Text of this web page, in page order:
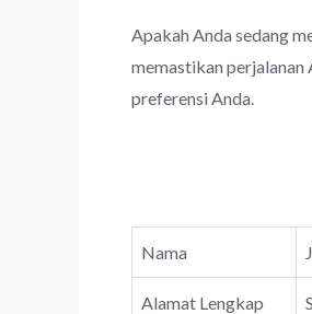
Apakah Anda sedang
memastikan perjalanan
preferensi Anda.
Nama
Alamat Lengkap